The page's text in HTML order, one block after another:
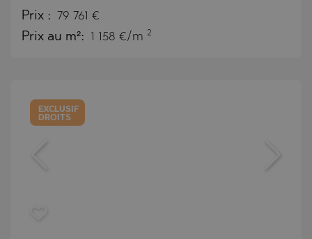
Prix : 79 761 €
Prix au m²: 1 158 €/m 2
EXCLUSIF
DROITS